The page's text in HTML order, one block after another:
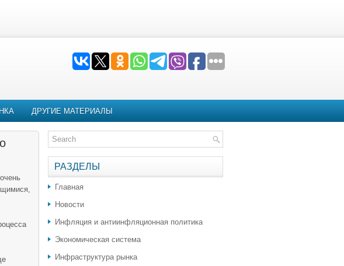
ДРУГИЕ МАТЕРИАЛЫ
РАЗДЕЛЫ
Главная
Новости
Инфляция и антиинфляционная политика
Экономическая система
Инфраструктура рынка